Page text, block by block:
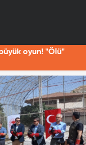
oyun! "Ölü"